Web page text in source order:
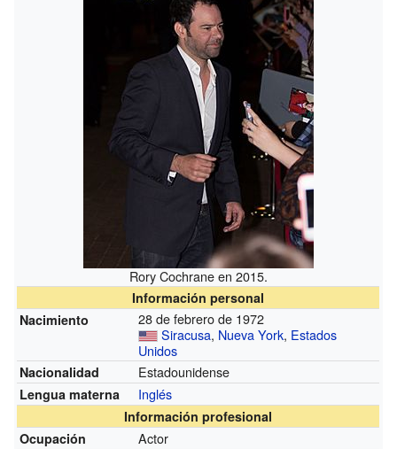
Rory Cochrane en 2015.
Información personal
Nacimiento
28 de febrero de 1972
Siracusa, Nueva York, Estados
Unidos
Nacionalidad Estadounidense
Lengua materna Inglés
Información profesional
Ocupación
Actor